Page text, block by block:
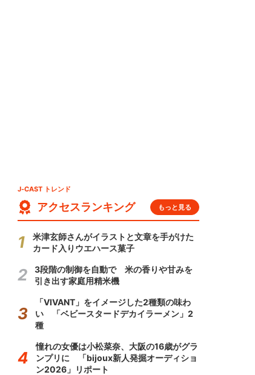
J-CAST トレンド
アクセスランキング もっと見る
米津玄師さんがイラストと文章を手がけた
カード入りウエハース菓子
3段階の制御を自動で 米の香りや甘みを
引き出す家庭用精米機
「VIVANT」をイメージした2種類の味わ
い 「ベビースタードデカイラーメン」2
種
憧れの女優は小松菜奈、大阪の16歳がグラ
ンプリに 「bijoux新人発掘オーディショ
ン2026」リポート